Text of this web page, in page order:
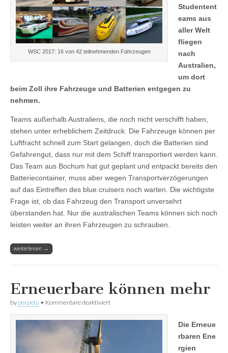
WSC 2017: 16 von 42 teilnehmenden Fahrzeugen
Studentent
eams aus
aller Welt
fliegen
nach
Australien,
um dort
beim Zoll ihre Fahrzeuge und Batterien entgegen zu
nehmen.
Teams außerhalb Australiens, die noch nicht verschifft haben,
stehen unter erheblichem Zeitdruck. Die Fahrzeuge können per
Luftfracht schnell zum Start gelangen, doch die Batterien sind
Gefahrengut, dass nur mit dem Schiff transportiert werden kann.
Das Team aus Bochum hat gut geplant und entpackt bereits den
Batteriecontainer, muss aber wegen Transportverzögerungen
auf das Eintreffen des blue.cruisers noch warten. Die wichtigste
Frage ist, ob das Fahrzeug den Transport unversehrt
überstanden hat. Nur die australischen Teams können sich noch
leisten weiter an ihren Fahrzeugen zu schrauben.
weiterlesen →
Erneuerbare können mehr
by perpetu • Kommentare deaktiviertfür
können
Die Erneue
rbaren Ene
rgien